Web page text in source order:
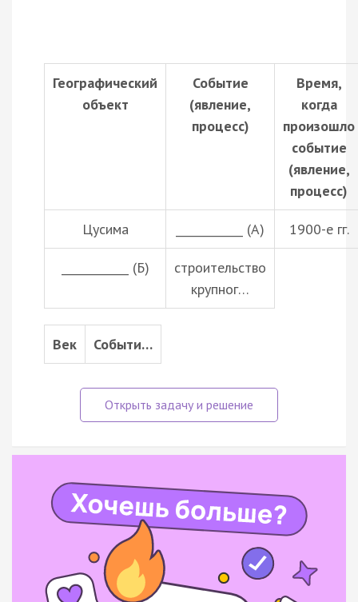
Географический
объект
Событие
(явление,
процесс)
Время,
когда
произошло
событие
(явление,
процесс)
Цусима ____________ (А) 1900-е гг.
____________ (Б)
строительство
крупног…
Век Событи…